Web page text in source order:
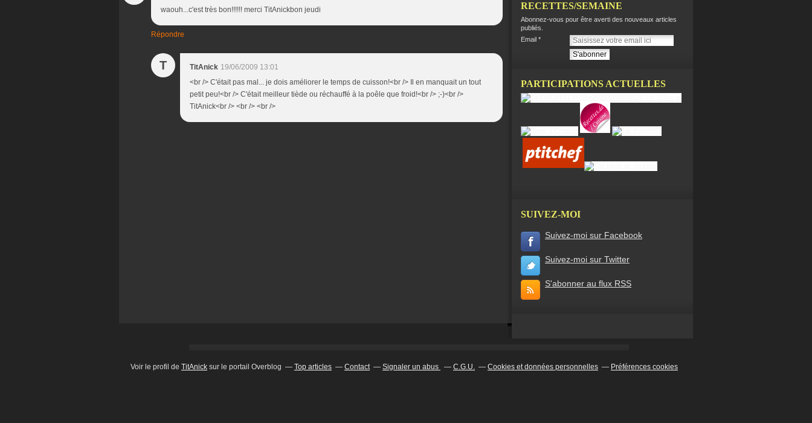
waouh...c'est très bon!!!!!! merci TitAnickbon jeudi
Répondre
T TitAnick 19/06/2009 13:01
<br /> C'était pas mal... je dois améliorer le temps de cuisson!<br /> Il en manquait un tout
petit peu!<br /> C'était meilleur tiède ou réchauffé à la poêle que froid!<br /> ;-)<br />
TitAnick<br /> <br /> <br />
RECETTES/SEMAINE
Abonnez-vous pour être averti des nouveaux articles
publiés.
Email
PARTICIPATIONS ACTUELLES
SUIVEZ-MOI
Suivez-moi sur Facebook
Suivez-moi sur Twitter
S'abonner au flux RSS
Voir le profil de TitAnick sur le portail Overblog Top articles Contact Signaler un abus C.G.U. Cookies et données personnelles Préférences cookies